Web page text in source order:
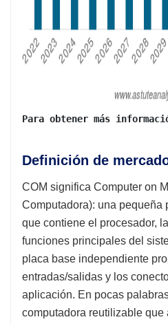
Para obtener más
Definición de
COM significa Computer on
Computadora): una pequeña
que contiene el procesador,
funciones principales del
placa base independiente
entradas/salidas y los
aplicación. En pocas
computadora reutilizable que